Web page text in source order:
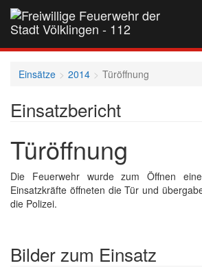
Einsätze 2014 Türöffnung
Einsatzbericht
Türöffnung
Die Feuerwehr wurde zum Öffnen
Einsatzkräfte öffneten die Tür und
die Polizei.
Bilder zum Einsatz